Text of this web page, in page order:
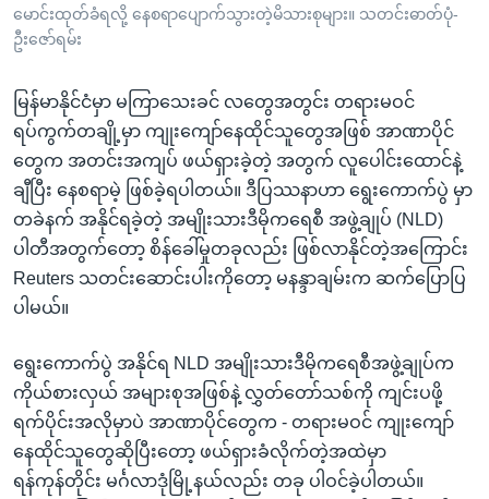
ကြည့်
ရန်
ရန်
နေရာ
သို့
ကျော်
ရန်
မောင်းထုတ်ခံရလို့ နေစရာပျောက်သွားတဲ့မိသားစုများ။ သတင်းဓာတ်ပုံ-
ဦးဇော်ရမ်း
မြန်မာနိုင်ငံမှာ မကြာသေးခင် လတွေအတွင်း တရားမဝင်
ရပ်ကွက်တချို့မှာ ကျုးကျော်နေထိုင်သူတွေအဖြစ် အာဏာပိုင်
တွေက အတင်းအကျပ် ဖယ်ရှားခဲ့တဲ့ အတွက် လူပေါင်းထောင်နဲ့
ချီပြီး နေစရာမဲ့ ဖြစ်ခဲ့ရပါတယ်။ ဒီပြဿနာဟာ ရွေးကောက်ပွဲ မှာ
တခဲနက် အနိုင်ရခဲ့တဲ့ အမျိုးသားဒီမိုကရေစီ အဖွဲ့ချုပ် (NLD)
ပါတီအတွက်တော့ စိန်ခေါ်မှုတခုလည်း ဖြစ်လာနိုင်တဲ့အကြောင်း
Reuters သတင်းဆောင်းပါးကိုတော့ မနန္ဒာချမ်းက ဆက်ပြောပြ
ပါမယ်။
ရွေးကောက်ပွဲ အနိုင်ရ NLD အမျိုးသားဒီမိုကရေစီအဖွဲ့ချုပ်က
ကိုယ်စားလှယ် အများစုအဖြစ်နဲ့ လွှတ်တော်သစ်ကို ကျင်းပဖို့
ရက်ပိုင်းအလိုမှာပဲ အာဏာပိုင်တွေက - တရားမဝင် ကျုးကျော်
နေထိုင်သူတွေဆိုပြီးတော့ ဖယ်ရှားခံလိုက်တဲ့အထဲမှာ
ရန်ကုန်တိုင်း မင်္ဂလာဒုံမြို့နယ်လည်း တခု ပါဝင်ခဲ့ပါတယ်။